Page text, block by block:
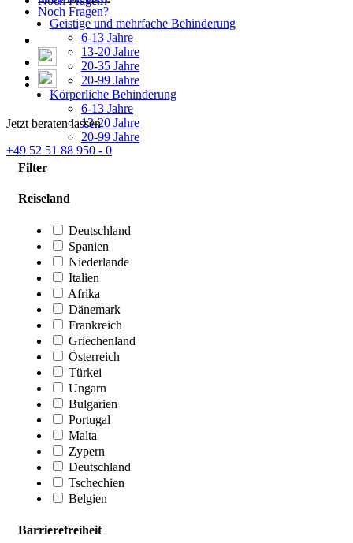
Noch Fragen?
Jetzt beraten lassen
+49 52 51 88 950 - 0
Geistige und mehrfache Behinderung
6-13 Jahre
13-20 Jahre
20-35 Jahre
20-99 Jahre
Körperliche Behinderung
6-13 Jahre
13-20 Jahre
20-99 Jahre
Filter
Reiseland
Deutschland
Spanien
Niederlande
Italien
Afrika
Dänemark
Frankreich
Griechenland
Österreich
Türkei
Ungarn
Bulgarien
Portugal
Malta
Zypern
Deutschland
Tschechien
Belgien
Barrierefreiheit